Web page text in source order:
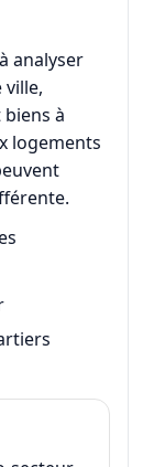
analyser
à
logements